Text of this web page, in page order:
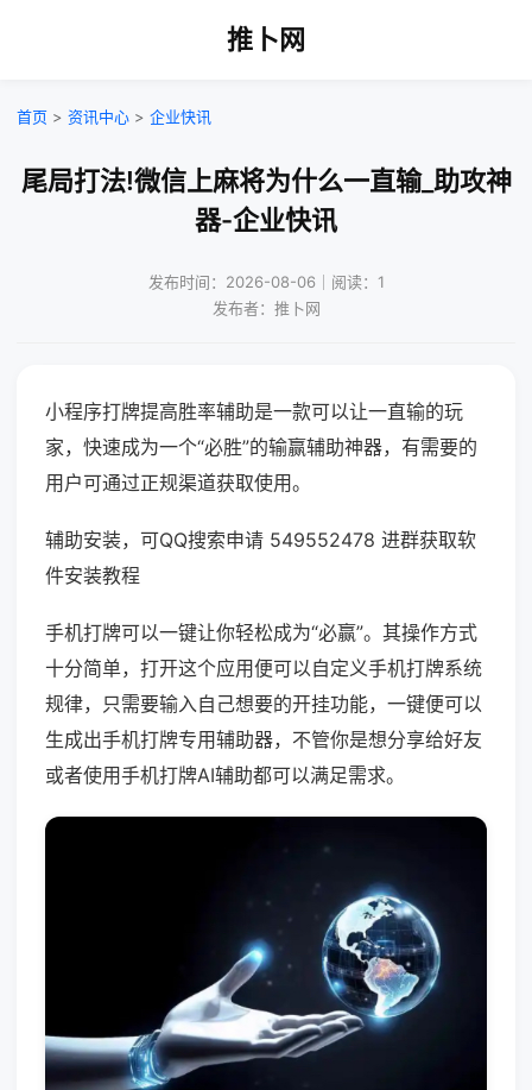
推卜网
首页 > 资讯中心 > 企业快讯
尾局打法!微信上麻将为什么一直输_助攻神
器-企业快讯
发布时间：2026-08-06｜阅读：1
发布者：推卜网
小程序打牌提高胜率辅助是一款可以让一直输的玩
家，快速成为一个“必胜”的输赢辅助神器，有需要的
用户可通过正规渠道获取使用。
辅助安装，可QQ搜索申请 549552478 进群获取软
件安装教程
手机打牌可以一键让你轻松成为“必赢”。其操作方式
十分简单，打开这个应用便可以自定义手机打牌系统
规律，只需要输入自己想要的开挂功能，一键便可以
生成出手机打牌专用辅助器，不管你是想分享给好友
或者使用手机打牌AI辅助都可以满足需求。